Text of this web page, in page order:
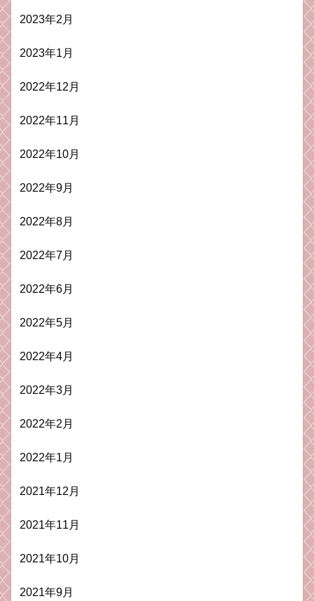
2023年2月
2023年1月
2022年12月
2022年11月
2022年10月
2022年9月
2022年8月
2022年7月
2022年6月
2022年5月
2022年4月
2022年3月
2022年2月
2022年1月
2021年12月
2021年11月
2021年10月
2021年9月